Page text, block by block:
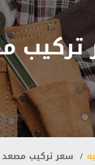
سعر تركيب مصعد